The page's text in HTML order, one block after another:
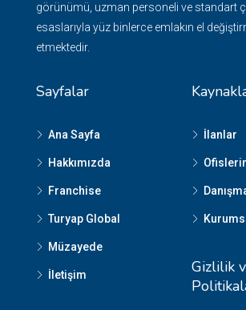
görünümü, uzman personeli ve standart
esaslarıyla yüz binlerce emlakın el
etmektedir.
Sayfalar
Ana Sayfa
Hakkımızda
Franchise
Turyap Global
Müzayede
İletişim
İlanlar
Gizlilik